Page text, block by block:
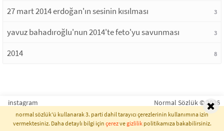
27 mart 2014 erdoğan'ın sesinin kısılması 3
yavuz bahadıroğlu'nun 2014'te feto'yu savunması 3
2014 8
instagram Normal Sözlük © 2026
normal sözlük'ü kullanarak 3. parti dahil tarayıcı çerezlerinin kullanımına izin
vermektesiniz. Daha detaylı bilgi için çerezvegizlilikpolitikamıza bakabilirsiniz.